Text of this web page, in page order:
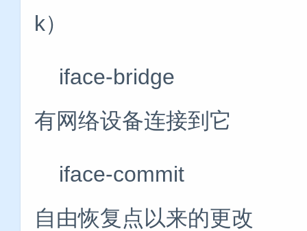
k）
iface-bridge #
有网络设备连接到它
iface-commit #
自由恢复点以来的更改